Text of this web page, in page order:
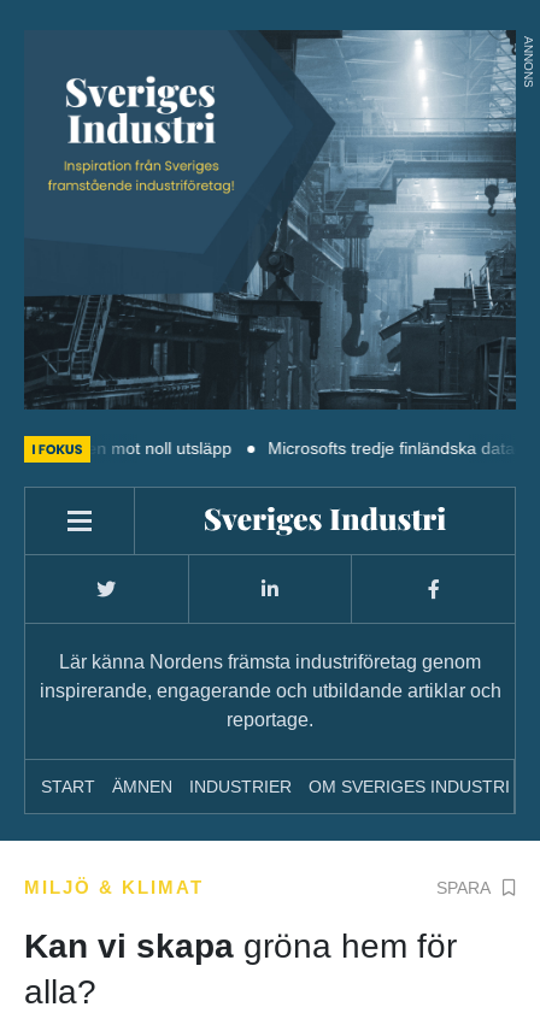
ANNONS
mot noll utsläpp Microsofts tredje finländska datacenter
Lär känna Nordens främsta industriföretag genom
inspirerande, engagerande och utbildande artiklar och
reportage.
START ÄMNEN INDUSTRIER OM SVERIGES INDUSTRI
MILJÖ & KLIMAT SPARA
Kan vi skapa gröna hem för
alla?